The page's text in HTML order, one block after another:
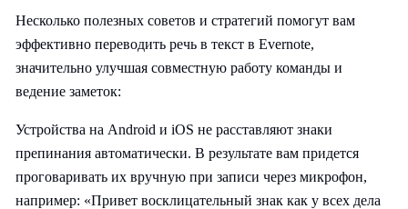
Несколько полезных советов и стратегий помогут вам
эффективно переводить речь в текст в Evernote,
значительно улучшая совместную работу команды и
ведение заметок:
Устройства на Android и iOS не расставляют знаки
препинания автоматически. В результате вам придется
проговаривать их вручную при записи через микрофон,
например: «Привет восклицательный знак как у всех дела